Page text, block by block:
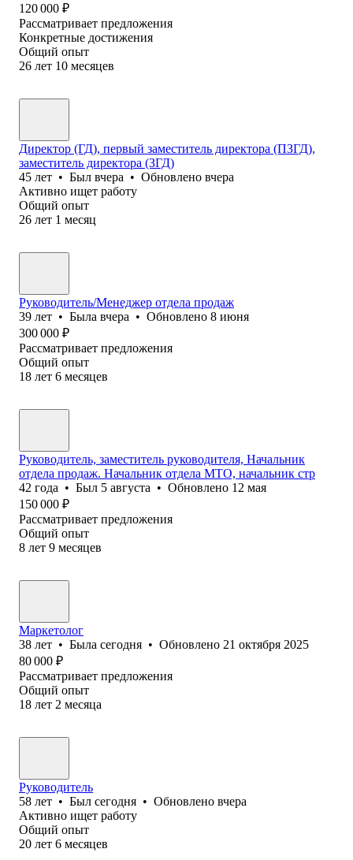
120 000 ₽
Рассматривает предложения
Конкретные достижения
Общий опыт
26 лет 10 месяцев
Директор (ГД), первый заместитель директора (ПЗГД),
заместитель директора (ЗГД)
45 лет • Был вчера • Обновлено вчера
Активно ищет работу
Общий опыт
26 лет 1 месяц
Руководитель/Менеджер отдела продаж
39 лет • Была вчера • Обновлено 8 июня
300 000 ₽
Рассматривает предложения
Общий опыт
18 лет 6 месяцев
Руководитель, заместитель руководителя, Начальник
отдела продаж. Начальник отдела МТО, начальник стр
42 года • Был 5 августа • Обновлено 12 мая
150 000 ₽
Рассматривает предложения
Общий опыт
8 лет 9 месяцев
Маркетолог
38 лет • Была сегодня • Обновлено 21 октября 2025
80 000 ₽
Рассматривает предложения
Общий опыт
18 лет 2 месяца
Руководитель
58 лет • Был сегодня • Обновлено вчера
Активно ищет работу
Общий опыт
20 лет 6 месяцев